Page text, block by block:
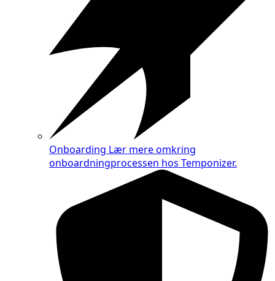
Onboarding Lær mere omkring
onboardningprocessen hos Temponizer.